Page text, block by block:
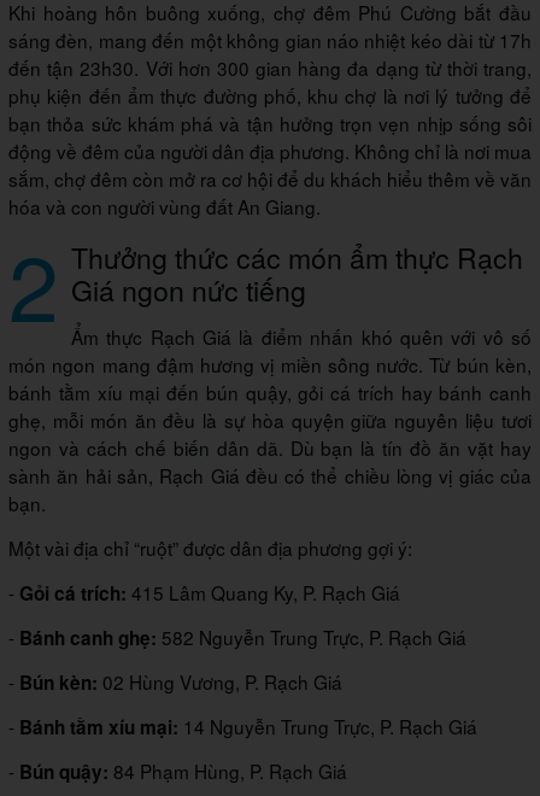
Khi hoàng hôn buông xuống, chợ đêm Phú Cường bắt đầu
sáng đèn, mang đến một không gian náo nhiệt kéo dài từ 17h
đến tận 23h30. Với hơn 300 gian hàng đa dạng từ thời trang,
phụ kiện đến ẩm thực đường phố, khu chợ là nơi lý tưởng để
bạn thỏa sức khám phá và tận hưởng trọn vẹn nhịp sống sôi
động về đêm của người dân địa phương. Không chỉ là nơi mua
sắm, chợ đêm còn mở ra cơ hội để du khách hiểu thêm về văn
hóa và con người vùng đất An Giang.
2 Thưởng thức các món ẩm thực Rạch
Giá ngon nức tiếng
Ẩm thực Rạch Giá là điểm nhấn khó quên với vô số
món ngon mang đậm hương vị miền sông nước. Từ bún kèn,
bánh tằm xíu mại đến bún quậy, gỏi cá trích hay bánh canh
ghẹ, mỗi món ăn đều là sự hòa quyện giữa nguyên liệu tươi
ngon và cách chế biến dân dã. Dù bạn là tín đồ ăn vặt hay
sành ăn hải sản, Rạch Giá đều có thể chiều lòng vị giác của
bạn.
Một vài địa chỉ “ruột” được dân địa phương gợi ý:
- Gỏi cá trích: 415 Lâm Quang Ky, P. Rạch Giá
- Bánh canh ghẹ: 582 Nguyễn Trung Trực, P. Rạch Giá
- Bún kèn: 02 Hùng Vương, P. Rạch Giá
- Bánh tằm xíu mại: 14 Nguyễn Trung Trực, P. Rạch Giá
- Bún quậy: 84 Phạm Hùng, P. Rạch Giá